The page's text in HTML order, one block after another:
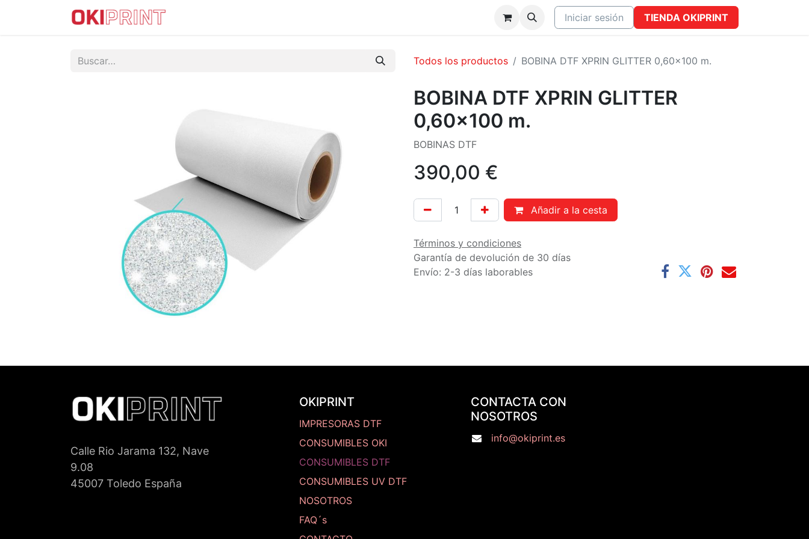
FAQs CONTACTOIniciar sesión TIENDA OKIPRINT
Todos los productos BOBINA DTF XPRIN GLITTER 0,60x100 m.
BOBINA DTF XPRIN GLITTER
0,60x100 m.
BOBINAS DTF
390,00 €
Añadir a la cesta
Términos y condiciones
Garantía de devolución de 30 días
Envío: 2-3 días laborables
Calle Rio Jarama 132, Nave
9.08
45007 Toledo España
OKIPRINT
IMPRESORAS DTF
CONSUMIBLES OKI
CONSUMIBLES DTF
CONSUMIBLES UV DTF
NOSOTROS
FAQ´s
CONTACTA CON
NOSOTROS
info@okiprint.es